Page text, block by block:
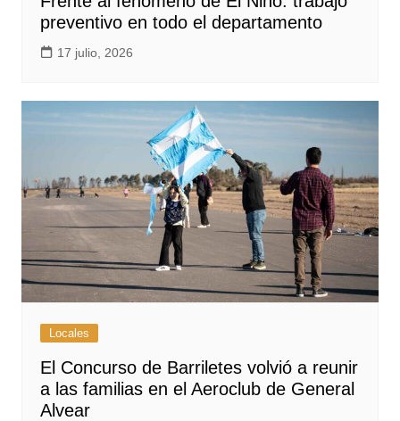
preventivo en todo el departamento
17 julio, 2026
Locales
El Concurso de Barriletes volvió a reunir
a las familias en el Aeroclub de General
Alvear